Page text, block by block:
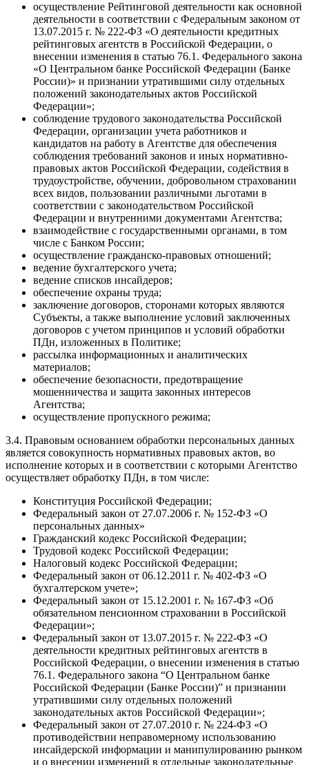
осуществление Рейтинговой деятельности как основной
деятельности в соответствии с Федеральным законом от
13.07.2015 г. № 222-ФЗ «О деятельности кредитных
рейтинговых агентств в Российской Федерации, о
внесении изменения в статью 76.1. Федерального закона
«О Центральном банке Российской Федерации (Банке
России)» и признании утратившими силу отдельных
положений законодательных актов Российской
Федерации»;
соблюдение трудового законодательства Российской
Федерации, организации учета работников и
кандидатов на работу в Агентстве для обеспечения
соблюдения требований законов и иных нормативно-
правовых актов Российской Федерации, содействия в
трудоустройстве, обучении, добровольном страховании
всех видов, пользовании различными льготами в
соответствии с законодательством Российской
Федерации и внутренними документами Агентства;
взаимодействие с государственными органами, в том
числе с Банком России;
осуществление гражданско-правовых отношений;
ведение бухгалтерского учета;
ведение списков инсайдеров;
обеспечение охраны труда;
заключение договоров, сторонами которых являются
Субъекты, а также выполнение условий заключенных
договоров с учетом принципов и условий обработки
ПДн, изложенных в Политике;
рассылка информационных и аналитических
материалов;
обеспечение безопасности, предотвращение
мошенничества и защита законных интересов
Агентства;
осуществление пропускного режима;
3.4. Правовым основанием обработки персональных данных
является совокупность нормативных правовых актов, во
исполнение которых и в соответствии с которыми Агентство
осуществляет обработку ПДн, в том числе:
Конституция Российской Федерации;
Федеральный закон от 27.07.2006 г. № 152-ФЗ «О
персональных данных»
Гражданский кодекс Российской Федерации;
Трудовой кодекс Российской Федерации;
Налоговый кодекс Российской Федерации;
Федеральный закон от 06.12.2011 г. № 402-ФЗ «О
бухгалтерском учете»;
Федеральный закон от 15.12.2001 г. № 167-ФЗ «Об
обязательном пенсионном страховании в Российской
Федерации»;
Федеральный закон от 13.07.2015 г. № 222-ФЗ «О
деятельности кредитных рейтинговых агентств в
Российской Федерации, о внесении изменения в статью
76.1. Федерального закона “О Центральном банке
Российской Федерации (Банке России)” и признании
утратившими силу отдельных положений
законодательных актов Российской Федерации»;
Федеральный закон от 27.07.2010 г. № 224-ФЗ «О
противодействии неправомерному использованию
инсайдерской информации и манипулированию рынком
и о внесении изменений в отдельные законодательные